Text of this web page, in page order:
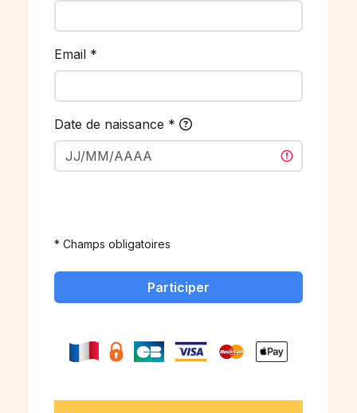
Email *
Date de naissance *
* Champs obligatoires
Participer